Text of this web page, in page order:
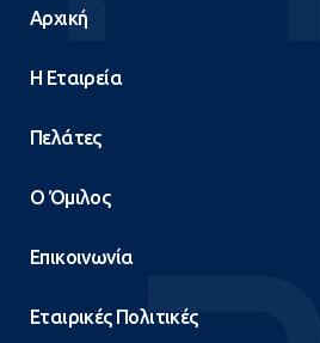
Αρχική
Η Εταιρεία
Πελάτες
Ο Όμιλος
Επικοινωνία
Εταιρικές Πολιτικές